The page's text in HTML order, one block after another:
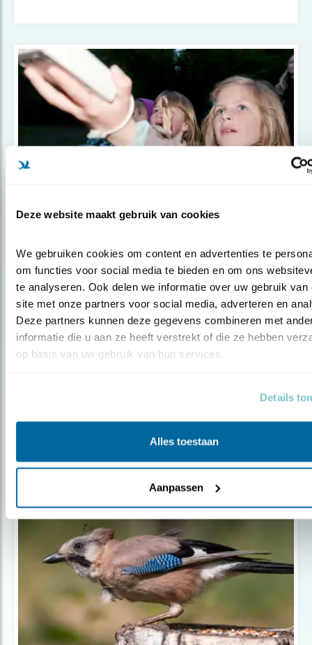
Deze website maakt gebruik van cookies
We gebruiken cookies om content en advertenties te
om functies voor social media te bieden en om ons
te analyseren. Ook delen we informatie over uw gebruik van
site met onze partners voor social media, adverteren en
Deze partners kunnen deze gegevens combineren met
informatie die u aan ze heeft verstrekt of die ze hebben
op basis van uw gebruik van hun services.
Details
Alles toestaan
Aanpassen
Tip
Blog
JOCHEM MYJER: